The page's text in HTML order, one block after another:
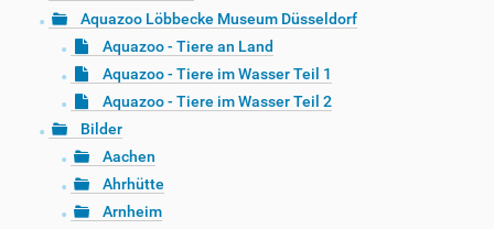
Aquazoo Löbbecke Museum Düsseldorf
Aquazoo - Tiere an Land
Aquazoo - Tiere im Wasser Teil 1
Aquazoo - Tiere im Wasser Teil 2
Bilder
Aachen
Ahrhütte
Arnheim